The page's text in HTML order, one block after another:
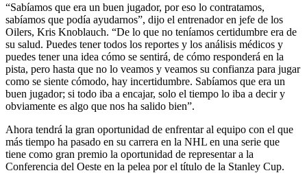
“Sabíamos que era un buen jugador, por eso lo contratamos,
sabíamos que podía ayudarnos”, dijo el entrenador en jefe de los
Oilers, Kris Knoblauch. “De lo que no teníamos certidumbre era de
su salud. Puedes tener todos los reportes y los análisis médicos y
puedes tener una idea cómo se sentirá, de cómo responderá en la
pista, pero hasta que no lo veamos y veamos su confianza para jugar
como se siente cómodo, hay incertidumbre. Sabíamos que era un
buen jugador; si todo iba a encajar, solo el tiempo lo iba a decir y
obviamente es algo que nos ha salido bien”.
Ahora tendrá la gran oportunidad de enfrentar al equipo con el que
más tiempo ha pasado en su carrera en la NHL en una serie que
tiene como gran premio la oportunidad de representar a la
Conferencia del Oeste en la pelea por el título de la Stanley Cup.